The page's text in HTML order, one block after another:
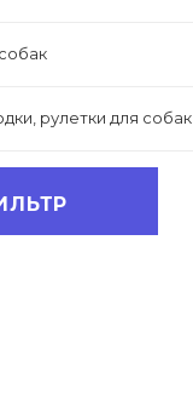
рулетки для собак